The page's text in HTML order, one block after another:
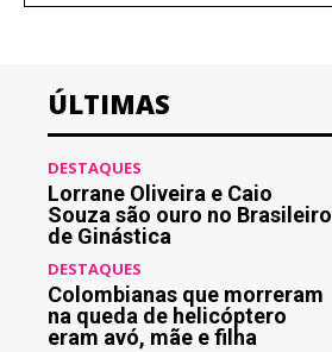
ÚLTIMAS
DESTAQUES
Lorrane Oliveira e Caio
Souza são ouro no Brasileiro
de Ginástica
DESTAQUES
Colombianas que morreram
na queda de helicóptero
eram avó, mãe e filha